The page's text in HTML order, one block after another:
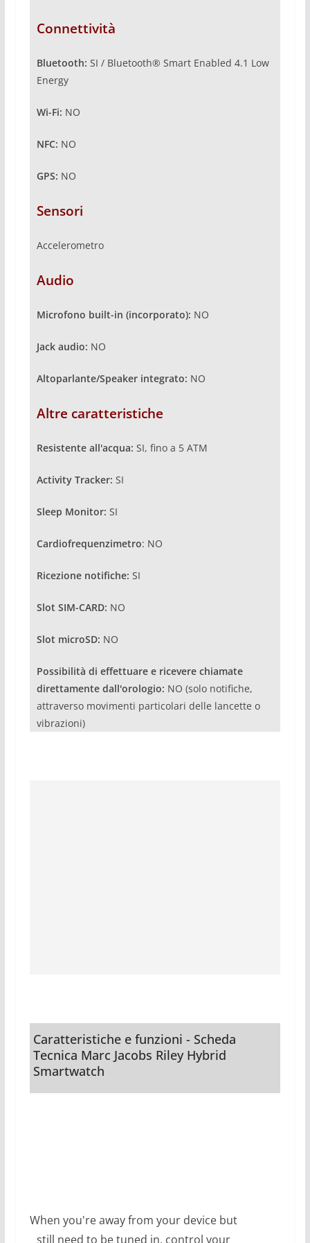
Connettività
Bluetooth: SI / Bluetooth® Smart Enabled 4.1 Low
Energy
Wi-Fi: NO
NFC: NO
GPS: NO
Sensori
Accelerometro
Audio
Microfono built-in (incorporato): NO
Jack audio: NO
Altoparlante/Speaker integrato: NO
Altre caratteristiche
Resistente all'acqua: SI, fino a 5 ATM
Activity Tracker: SI
Sleep Monitor: SI
Cardiofrequenzimetro: NO
Ricezione notifiche: SI
Slot SIM-CARD: NO
Slot microSD: NO
Possibilità di effettuare e ricevere chiamate
direttamente dall'orologio: NO (solo notifiche,
attraverso movimenti particolari delle lancette o
vibrazioni)
Caratteristiche e funzioni - Scheda
Tecnica Marc Jacobs Riley Hybrid
Smartwatch
When you're away from your device but
still need to be tuned in, control your